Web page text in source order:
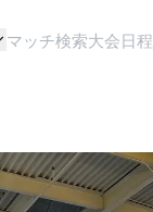
マッチ検索大会日程